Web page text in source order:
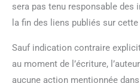
sera pas tenu responsable des
la fin des liens publiés sur cette
Sauf indication contraire
au moment de l’écriture,
aucune action mentionnée